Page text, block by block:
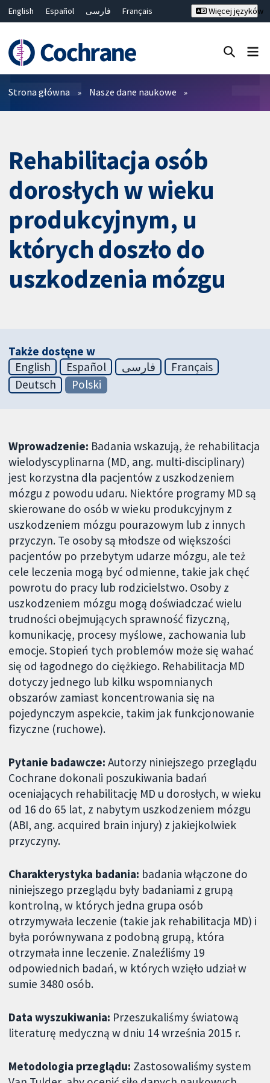
English Español فارسی
Français
Bahasa Malaysia
ไทย
繁體中文
简体中文
Więcej języków
Filtry
Strona główna Nasze dane naukowe
Rehabilitacja osób
dorosłych w wieku
produkcyjnym, u
których doszło do
uszkodzenia mózgu
Także dostęne w
English
Español فارسی
Français
Deutsch
Polski
Wprowadzenie: Badania wskazują, że rehabilitacja
wielodyscyplinarna (MD, ang. multi-disciplinary)
jest korzystna dla pacjentów z uszkodzeniem
mózgu z powodu udaru. Niektóre programy MD są
skierowane do osób w wieku produkcyjnym z
uszkodzeniem mózgu pourazowym lub z innych
przyczyn. Te osoby są młodsze od większości
pacjentów po przebytym udarze mózgu, ale też
cele leczenia mogą być odmienne, takie jak chęć
powrotu do pracy lub rodzicielstwo. Osoby z
uszkodzeniem mózgu mogą doświadczać wielu
trudności obejmujących sprawność fizyczną,
komunikację, procesy myślowe, zachowania lub
emocje. Stopień tych problemów może się wahać
się od łagodnego do ciężkiego. Rehabilitacja MD
dotyczy jednego lub kilku wspomnianych
obszarów zamiast koncentrowania się na
pojedynczym aspekcie, takim jak funkcjonowanie
fizyczne (ruchowe).
Pytanie badawcze: Autorzy niniejszego przeglądu
Cochrane dokonali poszukiwania badań
oceniających rehabilitację MD u dorosłych, w wieku
od 16 do 65 lat, z nabytym uszkodzeniem mózgu
(ABI, ang. acquired brain injury) z jakiejkolwiek
przyczyny.
Charakterystyka badania: badania włączone do
niniejszego przeglądu były badaniami z grupą
kontrolną, w których jedna grupa osób
otrzymywała leczenie (takie jak rehabilitacja MD) i
była porównywana z podobną grupą, która
otrzymała inne leczenie. Znaleźliśmy 19
odpowiednich badań, w których wzięło udział w
sumie 3480 osób.
Data wyszukiwania: Przeszukaliśmy światową
literaturę medyczną w dniu 14 września 2015 r.
Metodologia przeglądu: Zastosowaliśmy system